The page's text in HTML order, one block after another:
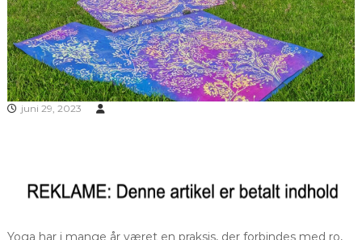
juni 29, 2023
Yoga har i mange år været en praksis, der forbindes med ro,